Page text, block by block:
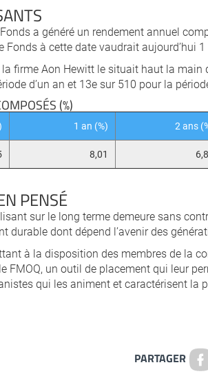
a généré un rendement annuel
Fonds à cette date vaudrait aujourd’hui 1
firme Aon Hewitt le situait haut la main
d’un an et 13e sur 510 pour la
(%)
1 an (%) 2 ans
8,01
PENSÉ
sur le long terme demeure sans
durable dont dépend l’avenir des
à la disposition des membres de la
FMOQ, un outil de placement qui leur
qui les animent et caractérisent la
PARTAGER